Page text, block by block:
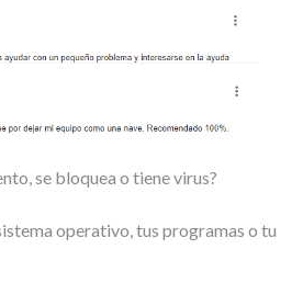
se bloquea o tiene virus?
operativo, tus programas o tu